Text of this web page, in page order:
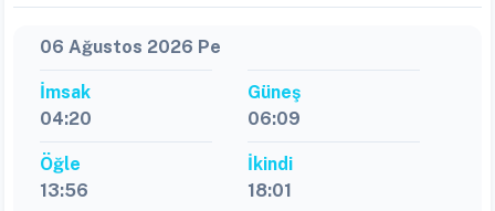
06 Ağustos 2026 Pe
İmsak
04:20
Güneş
06:09
Öğle
13:56
İkindi
18:01